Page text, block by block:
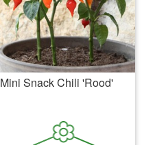
Mini Snack Chili 'Rood'